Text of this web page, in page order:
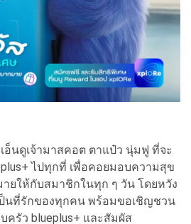
นดูเจ้ามาสคอต ตาแป๋ว นุ่มฟู ที่จะ
ไปทุกที่ เพื่อคอยมอบความสุข
ยให้กับสมาชิกในทุก ๆ วัน โดยหวัง
ป็นที่รักของทุกคน พร้อมขอเชิญชวน
ครัว blueplus+ และสัมผัส